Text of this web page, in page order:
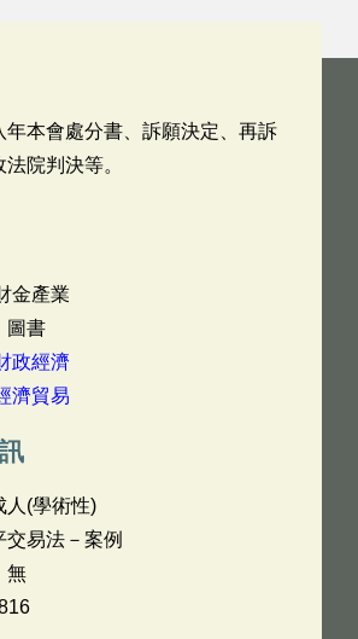
年本會處分書、訴願決定、再訴
院判決等。
金產業
圖書
政經濟
濟貿易
人(學術性)
交易法－案例
無